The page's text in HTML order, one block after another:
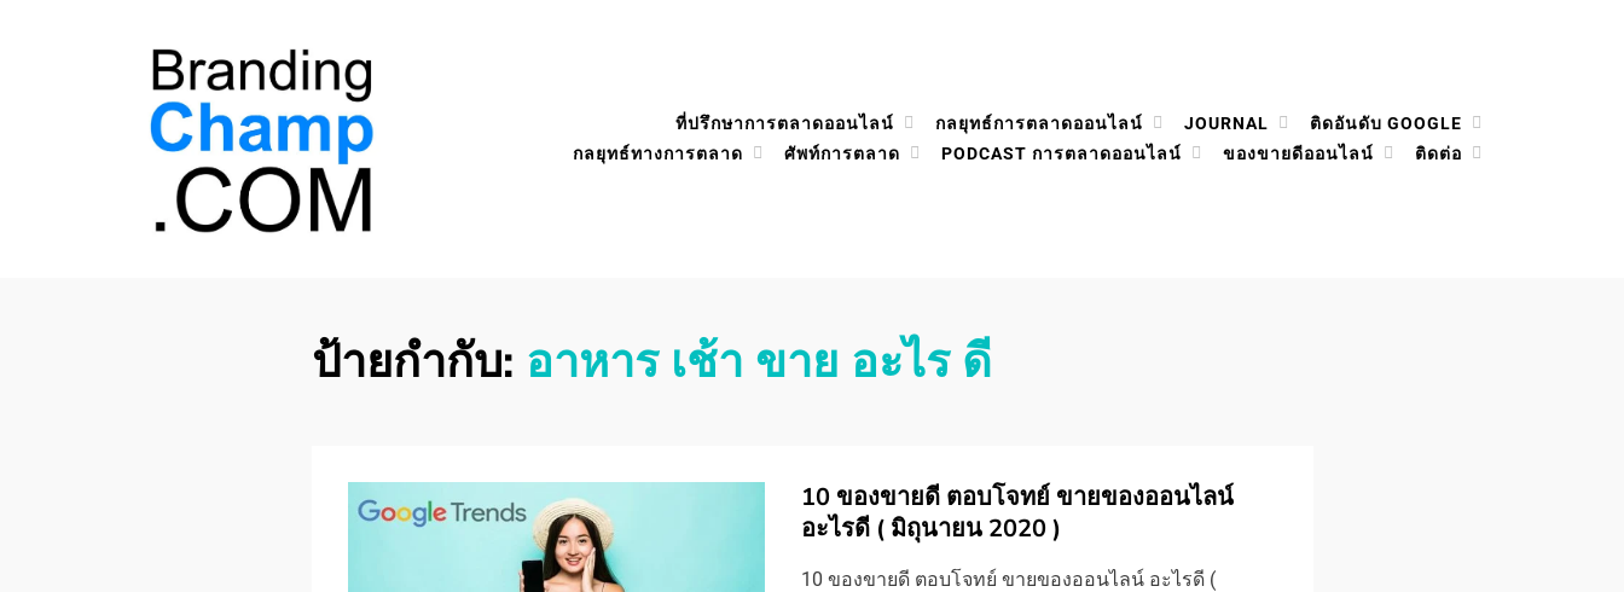
ที่ปรึกษาการตลาดออนไลน์ กลยุทธ์การตลาดออนไลน์ JOURNAL
ติดอันดับ GOOGLE
กลยุทธ์ทางการตลาด
ศัพท์การตลาด PODCAST การตลาดออนไลน์ ของขายดีออนไลน์ ติดต่อ
ป้ายกำกับ: อาหาร เช้า ขาย อะไร ดี
10 ของขายดี ตอบโจทย์ ขายของออนไลน์
อะไรดี ( มิถุนายน 2020 )
10 ของขายดี ตอบโจทย์ ขายของออนไลน์ อะไรดี (